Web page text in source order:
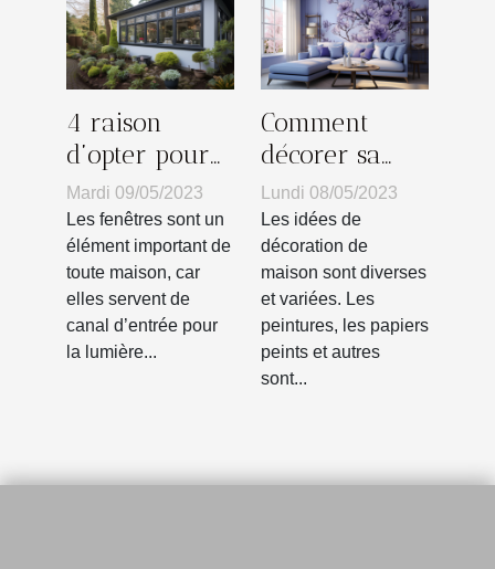
4 raison
d’opter pour
les fenêtres en
PVC ?
Mardi 09/05/2023
Les fenêtres sont un
élément important de
toute maison, car
elles servent de
canal d’entrée pour
la lumière...
Comment
décorer sa
maison avec
du papier
peint ?
Lundi 08/05/2023
Les idées de
décoration de
maison sont diverses
et variées. Les
peintures, les papiers
peints et autres
sont...